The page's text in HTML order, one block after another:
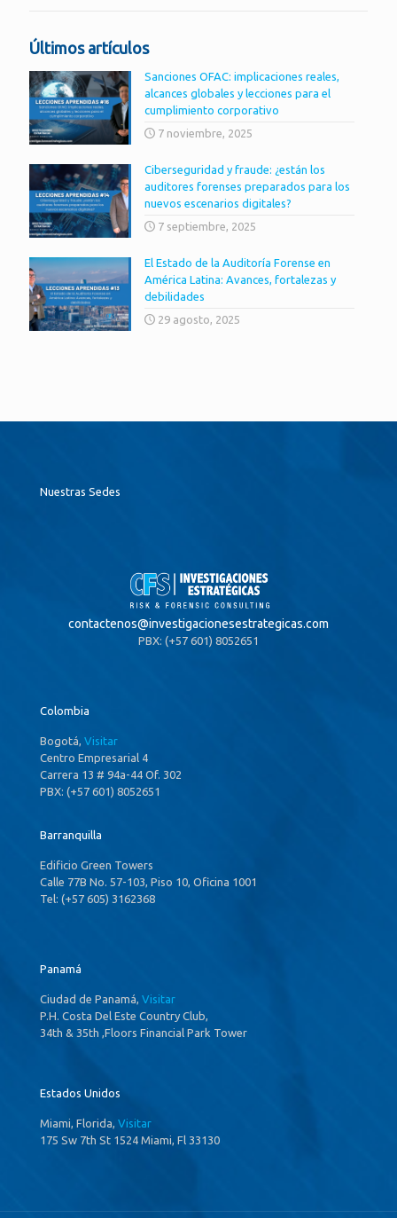
Últimos artículos
Sanciones OFAC: implicaciones reales,
alcances globales y lecciones para el
cumplimiento corporativo
7 noviembre, 2025
Ciberseguridad y fraude: ¿están los
auditores forenses preparados para los
nuevos escenarios digitales?
7 septiembre, 2025
El Estado de la Auditoría Forense en
América Latina: Avances, fortalezas y
debilidades
29 agosto, 2025
Nuestras Sedes
contactenos@investigacionesestrategicas.com
PBX: (+57 601) 8052651
Colombia
Bogotá, Visitar
Centro Empresarial 4
Carrera 13 # 94a-44 Of. 302
PBX: (+57 601) 8052651
Barranquilla
Edificio Green Towers
Calle 77B No. 57-103, Piso 10, Oficina 1001
Tel: (+57 605) 3162368
Panamá
Ciudad de Panamá, Visitar
P.H. Costa Del Este Country Club,
34th & 35th ,Floors Financial Park Tower
Estados Unidos
Miami, Florida, Visitar
175 Sw 7th St 1524 Miami, Fl 33130